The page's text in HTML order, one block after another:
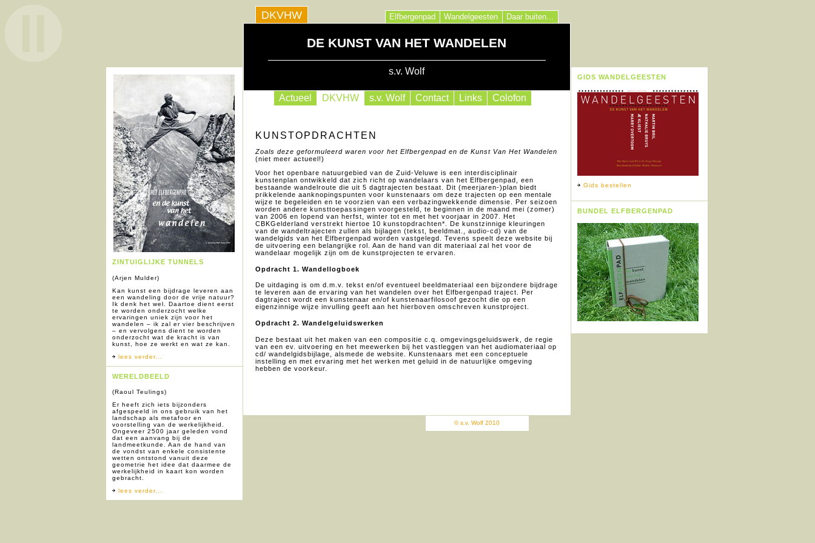
ZINTUIGLIJKE TUNNELS
(Arjen Mulder)
Kan kunst een bijdrage leveren aan
een wandeling door de vrije natuur?
Ik denk het wel. Daartoe dient eerst
te worden onderzocht welke
ervaringen uniek zijn voor het
wandelen – ik zal er vier beschrijven
– en vervolgens dient te worden
onderzocht wat de kracht is van
kunst, hoe ze werkt en wat ze kan.
lees verder...
WERELDBEELD
(Raoul Teulings)
Er heeft zich iets bijzonders
afgespeeld in ons gebruik van het
landschap als metafoor en
voorstelling van de werkelijkheid.
Ongeveer 2500 jaar geleden vond
dat een aanvang bij de
landmeetkunde. Aan de hand van
de vondst van enkele consistente
wetten ontstond vanuit deze
geometrie het idee dat daarmee de
werkelijkheid in kaart kon worden
gebracht.
lees verder...
DKVHW Elfbergenpad Wandelgeesten Daar buiten...
DE KUNST VAN HET WANDELEN
s.v. Wolf
Actueel DKVHW s.v. Wolf Contact Links Colofon
KUNSTOPDRACHTEN
Zoals deze geformuleerd waren voor het Elfbergenpad en de Kunst Van Het Wandelen
(niet meer actueel!)
Voor het openbare natuurgebied van de Zuid-Veluwe is een interdisciplinair
kunstenplan ontwikkeld dat zich richt op wandelaars van het Elfbergenpad, een
bestaande wandelroute die uit 5 dagtrajecten bestaat. Dit (meerjaren-)plan biedt
prikkelende aanknopingspunten voor kunstenaars om deze trajecten op een mentale
wijze te begeleiden en te voorzien van een verbazingwekkende dimensie. Per seizoen
worden andere kunsttoepassingen voorgesteld, te beginnen in de maand mei (zomer)
van 2006 en lopend van herfst, winter tot en met het voorjaar in 2007. Het
CBKGelderland verstrekt hiertoe 10 kunstopdrachten*. De kunstzinnige kleuringen
van de wandeltrajecten zullen als bijlagen (tekst, beeldmat., audio-cd) van de
wandelgids van het Elfbergenpad worden vastgelegd. Tevens speelt deze website bij
de uitvoering een belangrijke rol. Aan de hand van dit materiaal zal het voor de
wandelaar mogelijk zijn om de kunstprojecten te ervaren.
Opdracht 1. Wandellogboek
De uitdaging is om d.m.v. tekst en/of eventueel beeldmateriaal een bijzondere bijdrage
te leveren aan de ervaring van het wandelen over het Elfbergenpad traject. Per
dagtraject wordt een kunstenaar en/of kunstenaarfilosoof gezocht die op een
eigenzinnige wijze invulling geeft aan het hierboven omschreven kunstproject.
Opdracht 2. Wandelgeluidswerken
Deze bestaat uit het maken van een compositie c.q. omgevingsgeluidswerk, de regie
van een ev. uitvoering en het meewerken bij het vastleggen van het audiomateriaal op
cd/ wandelgidsbijlage, alsmede de website. Kunstenaars met een conceptuele
instelling en met ervaring met het werken met geluid in de natuurlijke omgeving
hebben de voorkeur.
© s.v. Wolf 2010
GIDS WANDELGEESTEN
Gids bestellen
BUNDEL ELFBERGENPAD